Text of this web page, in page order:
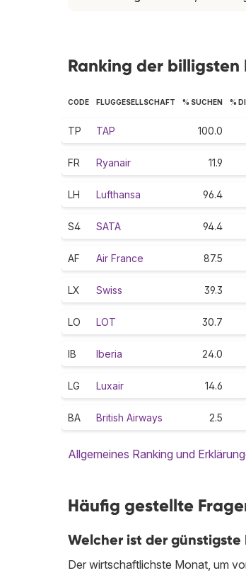
Ranking der
CODE FLUGGESELLSCHAFT % SUCHEN %
TP TAP 100.0
FR Ryanair 11.9
LH Lufthansa 96.4
S4 SATA 94.4
AF Air France 87.5
LX Swiss 39.3
LO LOT 30.7
IB Iberia 24.0
LG Luxair 14.6
BA British Airways 2.5
Allgemeines Ranking und
Häufig gestellte
Welcher ist der günstigste
Der wirtschaftlichste Monat, um